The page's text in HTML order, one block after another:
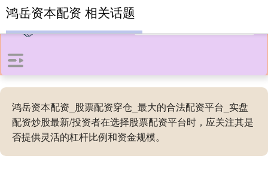
鸿岳资本配资_股票配资穿仓_最大的合法配资平台_实盘
配资炒股最新/投资者在选择股票配资平台时，应关注其是
否提供灵活的杠杆比例和资金规模。
鸿岳资本配资 相关话题